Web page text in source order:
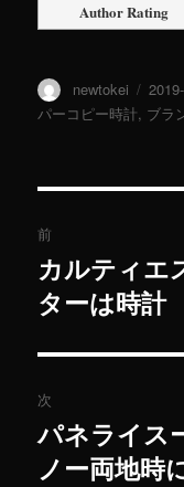
Author Rating
投
稿
newtokei
投
稿
パーコピー時計, ブラ
稿
ナ
ビ
ゲ
ー
前
過
去
投
稿:
カルティエ
ターは時計
次
次
の
パネライス
ノー両地時